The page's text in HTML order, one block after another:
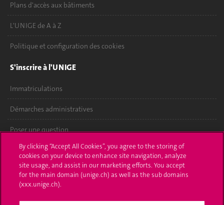
Plans d'accès aux bâtiments
L'UNIGE de A à Z
Politique et configuration des cookies
S'inscrire à l'UNIGE
Immatriculations
Démarches administratives
Poser une question
L'UNIGE vous informe
UNIGE Mobile
By clicking “Accept All Cookies”, you agree to the storing of
cookies on your device to enhance site navigation, analyze
site usage, and assist in our marketing efforts. You accept
for the main domain (unige.ch) as well as the sub domains
(xxx.unige.ch).